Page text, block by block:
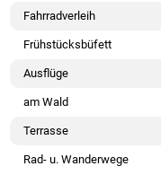
Fahrradverleih
Frühstücksbüfett
Ausflüge
am Wald
Terrasse
Rad- u. Wanderwege